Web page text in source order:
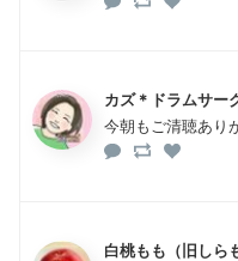
カズ＊ドラムサー
今朝もご清聴あり
白桃もも（旧しら